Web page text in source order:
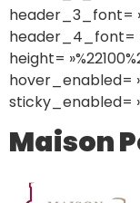
header_3_font=
header_4_font=
height=
hover_enabled=
sticky_enabled=
Maison